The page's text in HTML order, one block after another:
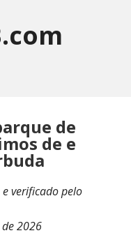
de
de e
verificado pelo
2026